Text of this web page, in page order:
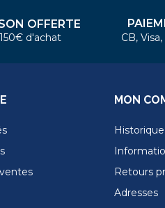
OFFERTE
d'achat CB,
MON
Retours
Adresses